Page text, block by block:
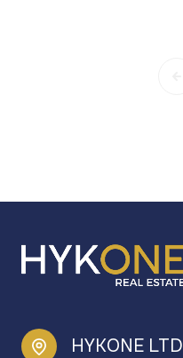
HYKONE LTD